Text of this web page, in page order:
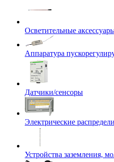
Осветительные
Аппаратура
Датчики/сенсоры
Электрические
Устройства заземления,